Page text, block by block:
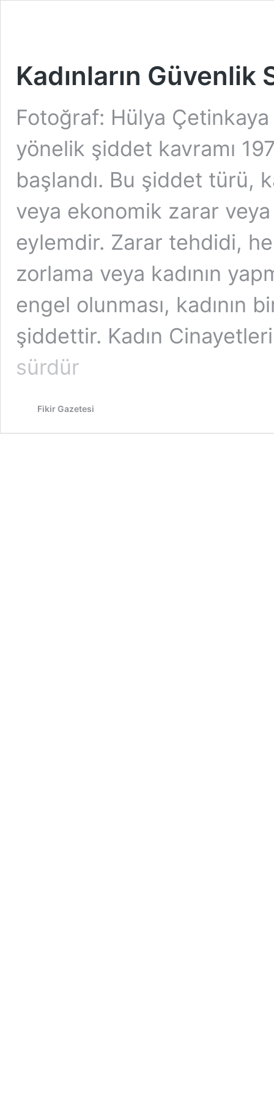
Kadınların
Fotoğraf: Hülya
yönelik şiddet kavramı
başlandı. Bu şiddet türü,
veya ekonomik zarar
eylemdir. Zarar tehdidi,
zorlama veya kadının
engel olunması, kadının
şiddettir. Kadın
sürdür
Fikir Gazetesi